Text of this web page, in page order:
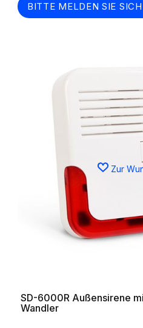
BITTE MELDEN SIE
Zur
SD-6000R Außensirene
Wandler